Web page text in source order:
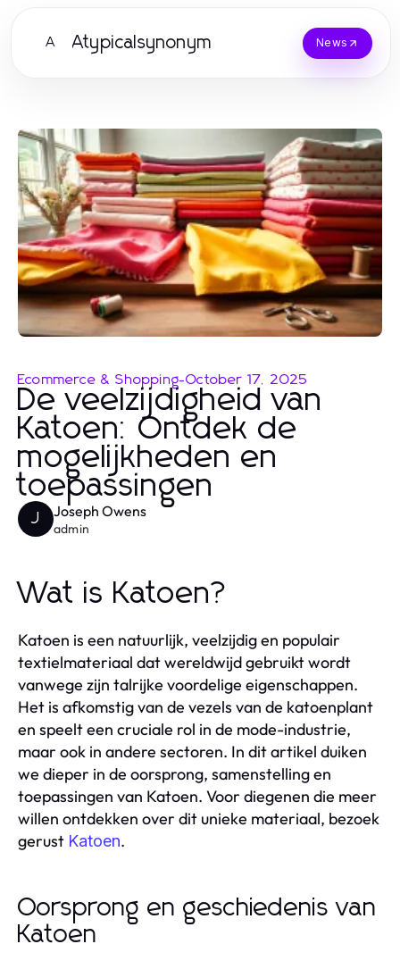
A Atypicalsynonym News
Ecommerce & Shopping-October 17, 2025
De veelzijdigheid van
Katoen: Ontdek de
mogelijkheden en
toepassingen
J Joseph Owens
admin
Wat is Katoen?
Katoen is een natuurlijk, veelzijdig en populair
textielmateriaal dat wereldwijd gebruikt wordt
vanwege zijn talrijke voordelige eigenschappen.
Het is afkomstig van de vezels van de katoenplant
en speelt een cruciale rol in de mode-industrie,
maar ook in andere sectoren. In dit artikel duiken
we dieper in de oorsprong, samenstelling en
toepassingen van Katoen. Voor diegenen die meer
willen ontdekken over dit unieke materiaal, bezoek
gerust Katoen.
Oorsprong en geschiedenis van
Katoen